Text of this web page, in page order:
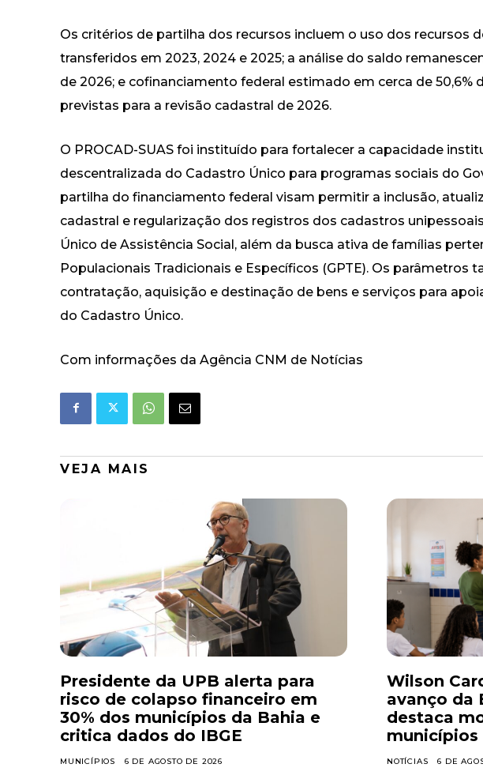
Os critérios de partilha dos recursos incluem o uso dos recursos
transferidos em 2023, 2024 e 2025; a análise do saldo
de 2026; e cofinanciamento federal estimado em cerca de 50,6%
previstas para a revisão cadastral de 2026.
O PROCAD-SUAS foi instituído para fortalecer a capacidade
descentralizada do Cadastro Único para programas sociais do
partilha do financiamento federal visam permitir a inclusão,
cadastral e regularização dos registros dos cadastros
Único de Assistência Social, além da busca ativa de famílias
Populacionais Tradicionais e Específicos (GPTE). Os parâmetros
contratação, aquisição e destinação de bens e serviços para
do Cadastro Único.
Com informações da Agência CNM de Notícias
VEJA MAIS
Presidente da UPB alerta para
risco de colapso financeiro em
30% dos municípios da Bahia e
critica dados do IBGE
MUNICÍPIOS 6 DE AGOSTO DE 2026
Wilson
avanço da
destaca
municípios
NOTÍCIAS 6 DE